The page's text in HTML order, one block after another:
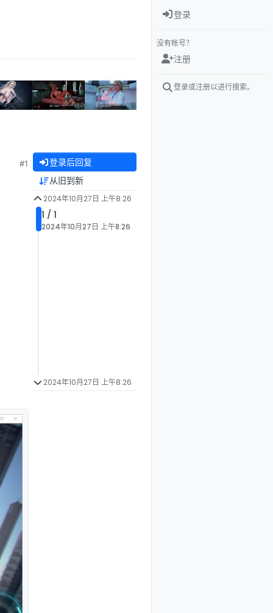
#1 登录后回复
从旧到新
2024年10月27日 上午8:26
1 / 1
2024年10月27日 上午8:26
2024年10月27日 上午8:26
登录
没有帐号？
注册
登录或注册以进行搜索。